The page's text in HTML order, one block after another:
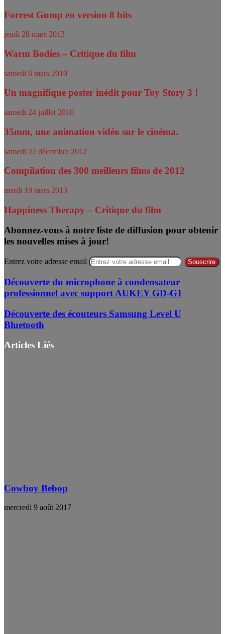
Forrest Gump en version 8 bits
jeudi 28 mars 2013
Warm Bodies – Critique du film
samedi 6 mars 2010
Un magnifique poster inédit pour Toy Story 3 !
samedi 24 juillet 2010
35mm, une animation vidéo sur le cinéma.
samedi 22 décembre 2012
Compilation des 300 meilleurs films de 2012
mardi 19 mars 2013
Happiness Therapy – Critique du film
Abonnez-vous à notre liste de diffusion pour obtenir
les nouvelles mises à jour!
Entrez votre adresse email
Découverte du microphone à condensateur
professionnel avec support AUKEY GD-G1
Découverte des écouteurs Samsung Level U
Bluetooth
Articles Liés
Cowboy Bebop
mercredi 9 août 2017